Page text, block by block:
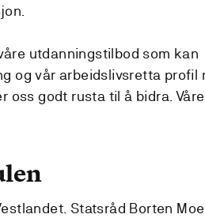
utdanningstilbod som kan
og vår arbeidslivsretta profil
godt rusta til å bidra. Våre
Statsråd Borten